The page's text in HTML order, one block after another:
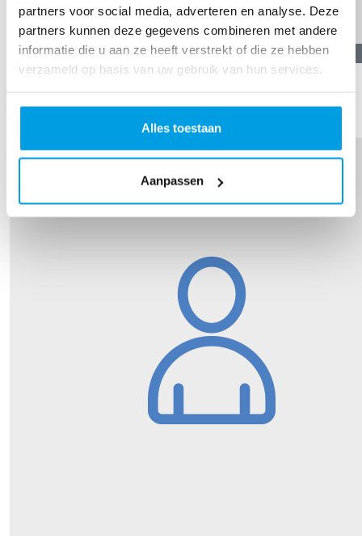
partners voor social media, adverteren en analyse. Deze
partners kunnen deze gegevens combineren met andere
informatie die u aan ze heeft verstrekt of die ze hebben
verzameld op basis van uw gebruik van hun services.
Alles toestaan
Aanpassen
11,19